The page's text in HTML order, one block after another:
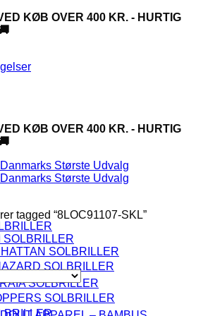
KØB OVER 400 KR. - HURTIG
KØB OVER 400 KR. - HURTIG
SOLBRILLER
SOLBRILLER
SOLBRILLER
SOLBRILLER
SOLBRILLER
tagged “8LOC91107-SKL”